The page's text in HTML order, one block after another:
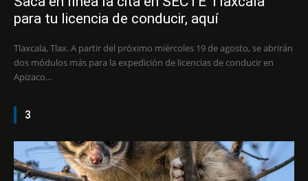
para tu licencia de conducir, aquí
Tlaxcala, Tlax. A partir del próximo miércoles 19 de agosto, se abrirán
dos módulos más para la expedición de licencias de conducir en
Apizaco...
3